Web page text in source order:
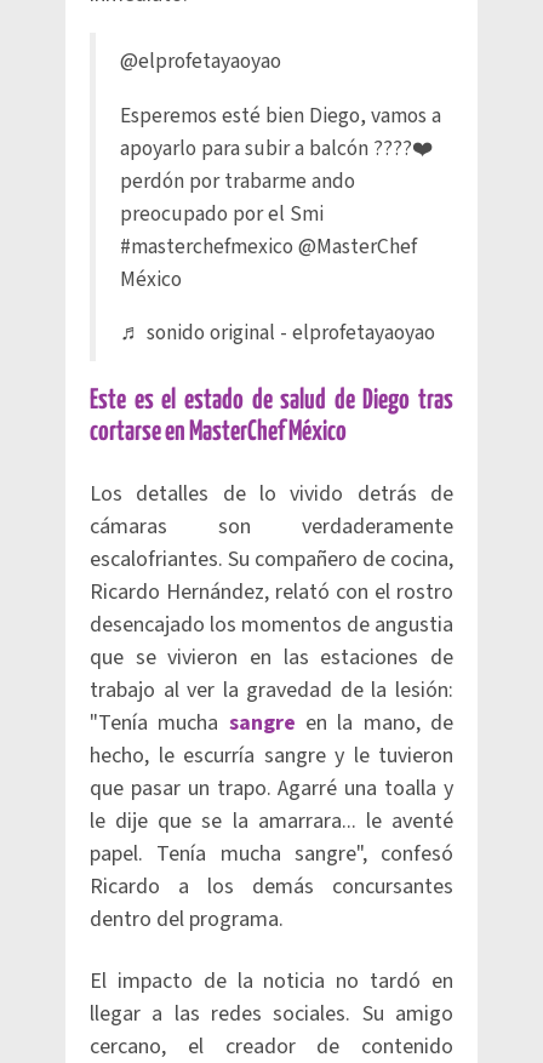
@elprofetayaoyao
Esperemos esté bien Diego, vamos a
apoyarlo para subir a balcón ????❤️
perdón por trabarme ando
preocupado por el Smi
#masterchefmexico @MasterChef
México
♬ sonido original - elprofetayaoyao
Este es el estado de salud de Diego tras
cortarse en MasterChef México
Los detalles de lo vivido detrás de
cámaras son verdaderamente
escalofriantes. Su compañero de cocina,
Ricardo Hernández, relató con el rostro
desencajado los momentos de angustia
que se vivieron en las estaciones de
trabajo al ver la gravedad de la lesión:
"Tenía mucha sangre en la mano, de
hecho, le escurría sangre y le tuvieron
que pasar un trapo. Agarré una toalla y
le dije que se la amarrara... le aventé
papel. Tenía mucha sangre", confesó
Ricardo a los demás concursantes
dentro del programa.
El impacto de la noticia no tardó en
llegar a las redes sociales. Su amigo
cercano, el creador de contenido